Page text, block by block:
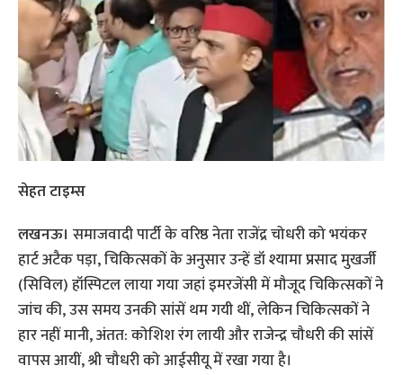
सेहत टाइम्स
लखनऊ। समाजवादी पार्टी के वरिष्ठ नेता राजेंद्र चोधरी को भयंकर
हार्ट अटैक पड़ा, चिकित्सकों के अनुसार उन्हें डॉ श्यामा प्रसाद मुखर्जी
(सिविल) हॉस्पिटल लाया गया जहां इमरजेंसी में मौजूद चिकित्सकों ने
जांच की, उस समय उनकी सांसें थम गयी थीं, लेकिन चिकित्सकों ने
हार नहीं मानी, अंतत: कोशिश रंग लायी और राजेन्द्र चौधरी की सांसें
वापस आयीं, श्री चौधरी को आईसीयू में रखा गया है।